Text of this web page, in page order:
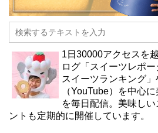
1日30000アクセスを
ログ「スイーツレポ
スイーツランキング
（YouTube）を中心
を毎日配信。美味し
ントも定期的に開催しています。